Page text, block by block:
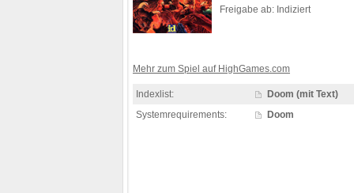
Freigabe ab: Indiziert
Mehr zum Spiel auf HighGames.com
Indexlist:
Doom (mit Text)
Systemrequirements:
Doom